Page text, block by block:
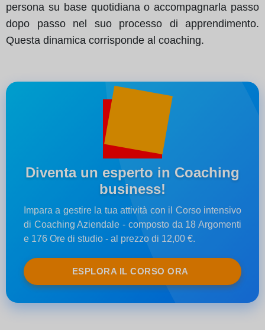
persona su base quotidiana o accompagnarla passo
dopo passo nel suo processo di apprendimento.
Questa dinamica corrisponde al coaching.
Diventa un esperto in Coaching
business!
Impara a gestire la tua attività con il Corso intensivo
di Coaching Aziendale - composto da 18 Argomenti
e 176 Ore di studio - al prezzo di 12,00 €.
ESPLORA IL CORSO ORA